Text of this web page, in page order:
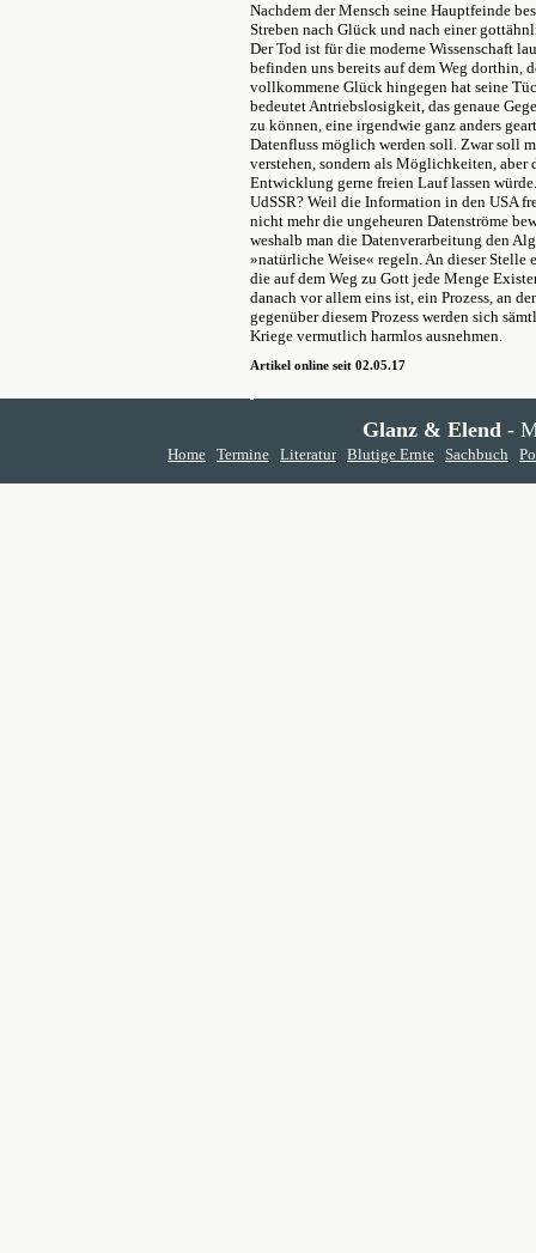
Nachdem der Mensch seine Hauptfeinde
Streben nach Glück und nach einer
Der Tod ist für die moderne Wissenschaft
befinden uns bereits auf dem Weg dorthin,
vollkommene Glück hingegen hat seine
bedeutet Antriebslosigkeit, das genaue
zu können, eine irgendwie ganz anders
Datenfluss möglich werden soll. Zwar soll
verstehen, sondern als Möglichkeiten, aber
Entwicklung gerne freien Lauf lassen
UdSSR? Weil die Information in den USA
nicht mehr die ungeheuren Datenströme
weshalb man die Datenverarbeitung den
»natürliche Weise« regeln. An dieser Stelle
die auf dem Weg zu Gott jede Menge
danach vor allem eins ist, ein Prozess, an
gegenüber diesem Prozess werden sich
Kriege vermutlich harmlos ausnehmen.
Artikel online seit 02.05.17
Glanz & Elend -
Home Termine Literatur Blutige Ernte Sachbuch